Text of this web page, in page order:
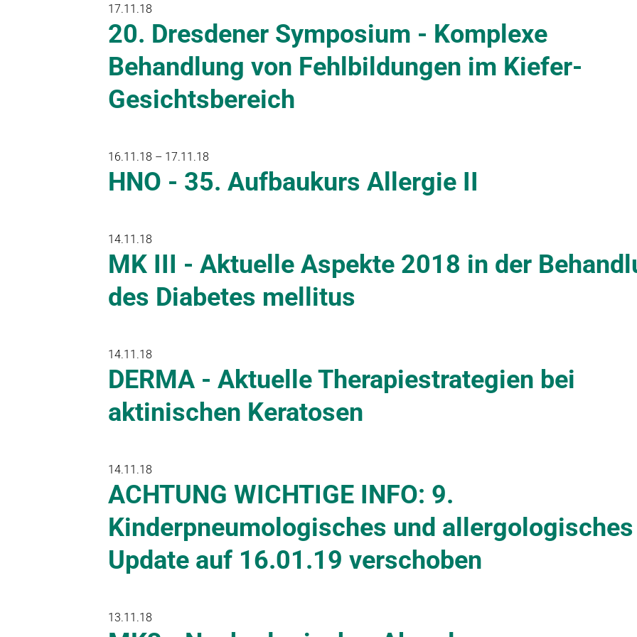
17.11.18
20. Dresdener Symposium - Komplexe
Behandlung von Fehlbildungen im Kiefer-
Gesichtsbereich
16.11.18 – 17.11.18
HNO - 35. Aufbaukurs Allergie II
14.11.18
MK III - Aktuelle Aspekte 2018 in der
des Diabetes mellitus
14.11.18
DERMA - Aktuelle Therapiestrategien bei
aktinischen Keratosen
14.11.18
ACHTUNG WICHTIGE INFO: 9.
Kinderpneumologisches und allergologisches
Update auf 16.01.19 verschoben
13.11.18